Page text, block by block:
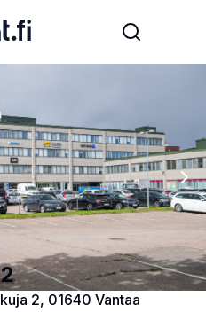
2, 01640 Vantaa